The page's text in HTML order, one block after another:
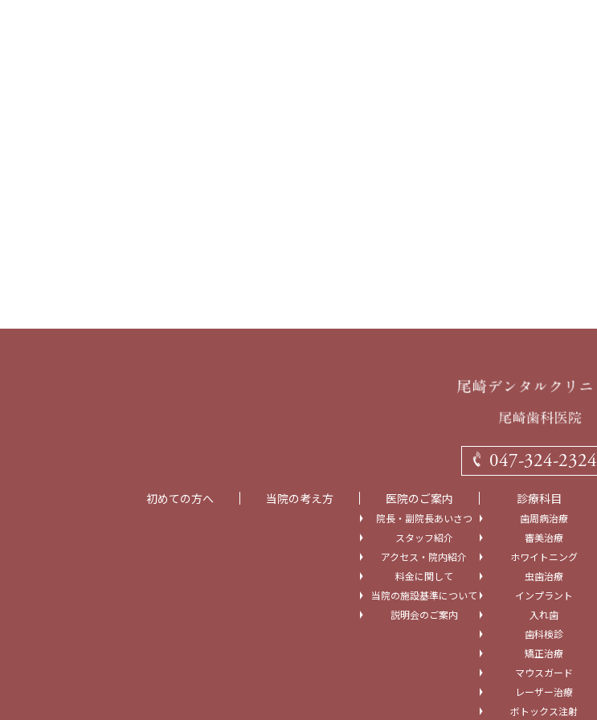
047-324-2324
初めての方へ 当院の考え方 医院のご案内
院長・副院長あいさつ
スタッフ紹介
アクセス・院内紹介
料金に関して
当院の施設基準について
説明会のご案内
診療科目
歯周病治療
審美治療
ホワイトニング
虫歯治療
インプラント
入れ歯
歯科検診
矯正治療
マウスガード
レーザー治療
ボトックス注射